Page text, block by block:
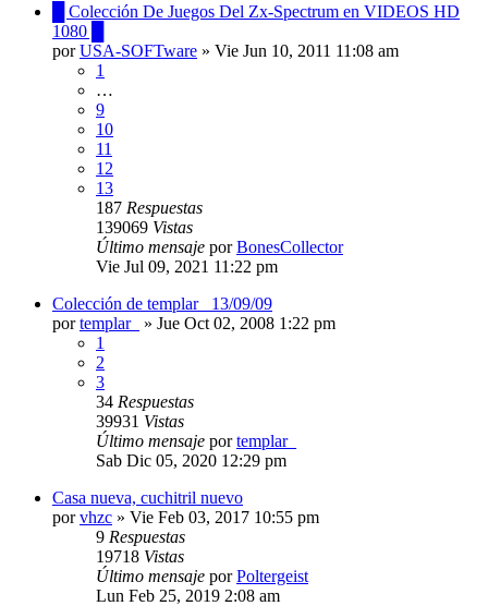
█ Colección De Juegos Del Zx-Spectrum en VIDEOS HD
1080 █
porUSA-SOFTware » Vie Jun 10, 2011 11:08 am
1
…
9
10
11
12
13
187 Respuestas
139069 Vistas
Último mensaje porBonesCollector
Vie Jul 09, 2021 11:22 pm
Colección de templar_ 13/09/09
portemplar_ » Jue Oct 02, 2008 1:22 pm
1
2
3
34 Respuestas
39931 Vistas
Último mensaje portemplar_
Sab Dic 05, 2020 12:29 pm
Casa nueva, cuchitril nuevo
porvhzc » Vie Feb 03, 2017 10:55 pm
9 Respuestas
19718 Vistas
Último mensaje porPoltergeist
Lun Feb 25, 2019 2:08 am